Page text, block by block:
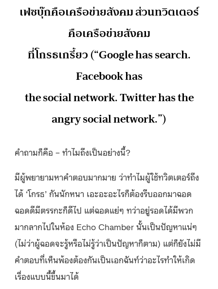
เฟซบุ๊กคือเครือข่ายสังคม ส่วนทวิตเตอร์
คือเครือข่ายสังคม
ที่โกรธเกรี้ยว (“Google has search.
Facebook has
the social network. Twitter has the
angry social network.”)
คำถามก็คือ – ทำไมถึงเป็นอย่างนี้?
มีผู้พยายามหาคำตอบมากมาย ว่าทำไมผู้ใช้ทวิตเตอร์ถึง
ได้ ‘โกรธ’ กันนักหนา เอะอะอะไรก็ต้องรีบออกมาฉอด
ฉอดดีมีตรรกะก็ดีไป แต่ฉอดแย่ๆ ทว่าอยู่รอดได้มีพวก
มากลากไปในห้อง Echo Chamber นั้นเป็นปัญหาแน่ๆ
(ไม่ว่าผู้ฉอดจะรู้หรือไม่รู้ว่าเป็นปัญหาก็ตาม) แต่ก็ยังไม่มี
คำตอบที่เห็นพ้องต้องกันเป็นเอกฉันท์ว่าอะไรทำให้เกิด
เรื่องแบบนี้ขึ้นมาได้